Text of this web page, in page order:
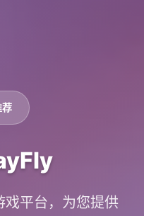
荐
平台，为您提供